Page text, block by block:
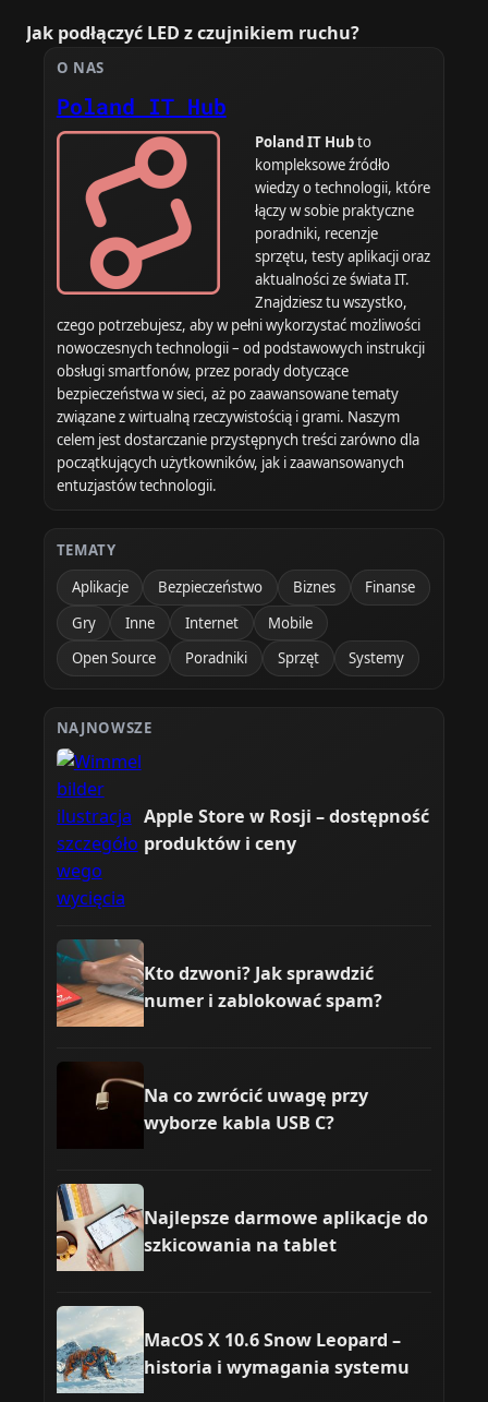
Jak podłączyć LED z czujnikiem ruchu?
O NAS
Poland IT Hub
Poland IT Hubto
kompleksowe źródło
wiedzy o technologii, które
łączy w sobie praktyczne
poradniki, recenzje
sprzętu, testy aplikacji oraz
aktualności ze świata IT.
Znajdziesz tu wszystko,
czego potrzebujesz, aby w pełni wykorzystać możliwości
nowoczesnych technologii – od podstawowych instrukcji
obsługi smartfonów, przez porady dotyczące
bezpieczeństwa w sieci, aż po zaawansowane tematy
związane z wirtualną rzeczywistością i grami. Naszym
celem jest dostarczanie przystępnych treści zarówno dla
początkujących użytkowników, jak i zaawansowanych
entuzjastów technologii.
TEMATY
Aplikacje
Bezpieczeństwo Biznes
Finanse
Gry
Inne Internet
Mobile
Open Source
Poradniki Sprzęt Systemy
NAJNOWSZE
Apple Store w Rosji – dostępność
produktów i ceny
Kto dzwoni? Jak sprawdzić
numer i zablokować spam?
Na co zwrócić uwagę przy
wyborze kabla USB C?
Najlepsze darmowe aplikacje do
szkicowania na tablet
MacOS X 10.6 Snow Leopard –
historia i wymagania systemu